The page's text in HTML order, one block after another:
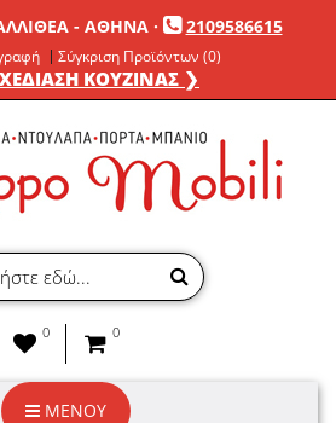
- ΑΘΗΝΑ· 2109586615
Σύγκριση Προϊόντων (0)
ΚΟΥΖΙΝΑΣ ❯
0 0
ΜΕΝΟΥ